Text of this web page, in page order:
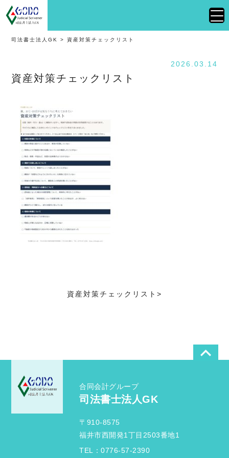
司法書士法人GK > 資産対策チェックリスト
2026.03.14
資産対策チェックリスト
資産対策チェックリスト >
合同会計グループ
司法書士法人GK
〒910-8575
福井市西開発1丁目2503番地1
TEL：0776-57-2390